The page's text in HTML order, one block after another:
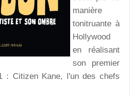
manière
tonitruante à
Hollywood
en réalisant
son premier
: Citizen Kane, l'un des chefs